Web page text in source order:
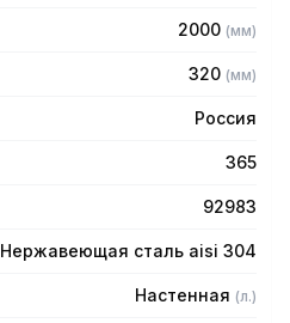
2000 (мм)
320 (мм)
Россия
365
92983
Нержавеющая сталь aisi 304
Настенная (л.)